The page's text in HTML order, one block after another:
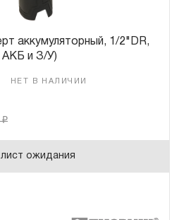
аккумуляторный, 1/2"DR,
АКБ и З/У)
НЕТ В НАЛИЧИИ
₽
ожидания